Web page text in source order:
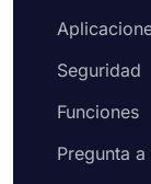
Seguridad
Funciones
Pregunta